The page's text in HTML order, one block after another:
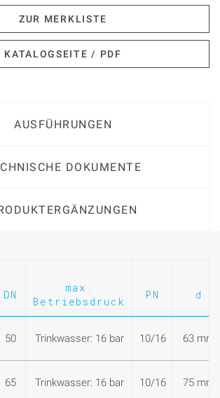
ZUR MERKLISTE
KATALOGSEITE / PDF
AUSFÜHRUNGEN
DOKUMENTE
DN
max.
Betriebsdruck
PN d
50 Trinkwasser: 16 bar 10/16 63 mm
65 Trinkwasser: 16 bar 10/16 75 mm